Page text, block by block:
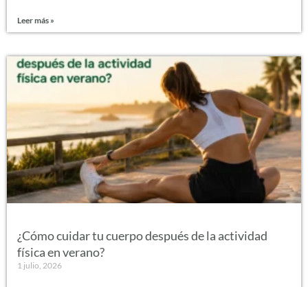
Leer más »
¿Cómo cuidar tu cuerpo después de la actividad
física en verano?
1 julio, 2026